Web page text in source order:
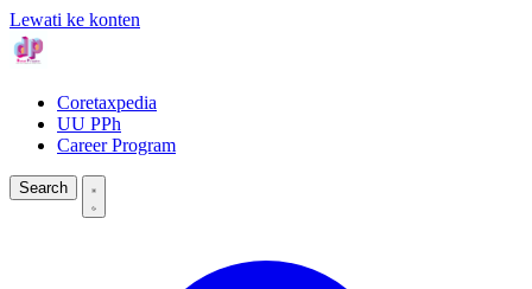
Lewati ke konten
Coretaxpedia
UU PPh
Career Program
Search